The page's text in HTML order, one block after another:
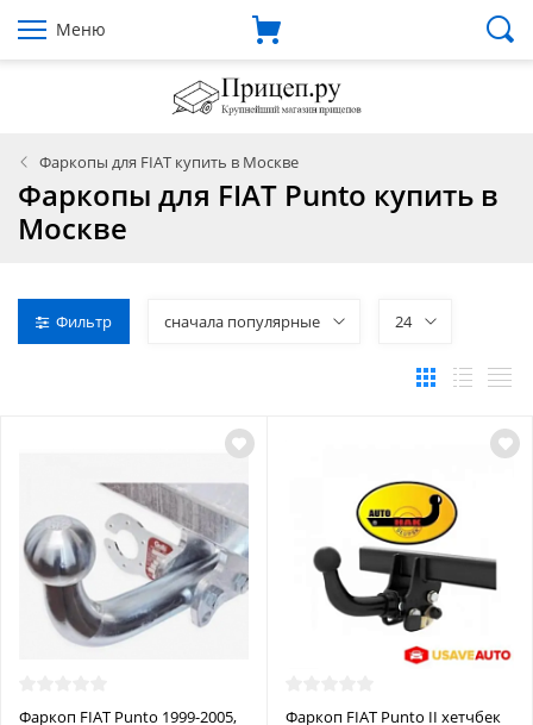
Меню
Фаркопы для FIAT купить в Москве
Фаркопы для FIAT Punto купить в
Москве
Фильтр сначала популярные 24
Фаркоп FIAT Punto 1999-2005,
Фаркоп FIAT Punto II хетчбек